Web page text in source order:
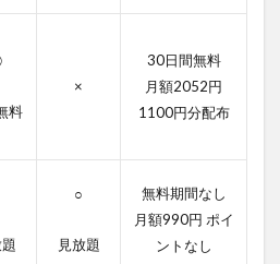
料
×
30日間無料
月額2052円
1100円分配布
○
見放題
無料期間なし
月額990円 ポイ
ントなし